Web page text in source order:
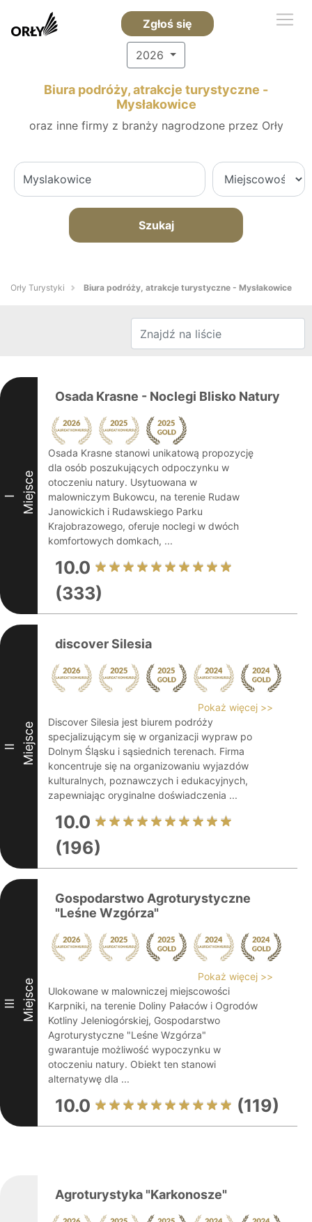
Zgłoś się
2026
Biura podróży, atrakcje turystyczne -
Mysłakowice
oraz inne firmy z branży nagrodzone przez Orły
Szukaj
Orły Turystyki Biura podróży, atrakcje turystyczne - Mysłakowice
I Miejsce
Osada Krasne - Noclegi Blisko Natury
Osada Krasne stanowi unikatową propozycję
dla osób poszukujących odpoczynku w
otoczeniu natury. Usytuowana w
malowniczym Bukowcu, na terenie Rudaw
Janowickich i Rudawskiego Parku
Krajobrazowego, oferuje noclegi w dwóch
komfortowych domkach, ...
10.0
(333)
II Miejsce
discover Silesia
Pokaż więcej >>
Discover Silesia jest biurem podróży
specjalizującym się w organizacji wypraw po
Dolnym Śląsku i sąsiednich terenach. Firma
koncentruje się na organizowaniu wyjazdów
kulturalnych, poznawczych i edukacyjnych,
zapewniając oryginalne doświadczenia ...
10.0
(196)
III Miejsce
Gospodarstwo Agroturystyczne
"Leśne Wzgórza"
Pokaż więcej >>
Ulokowane w malowniczej miejscowości
Karpniki, na terenie Doliny Pałaców i Ogrodów
Kotliny Jeleniogórskiej, Gospodarstwo
Agroturystyczne "Leśne Wzgórza"
gwarantuje możliwość wypoczynku w
otoczeniu natury. Obiekt ten stanowi
alternatywę dla ...
10.0 (119)
Agroturystyka "Karkonosze"